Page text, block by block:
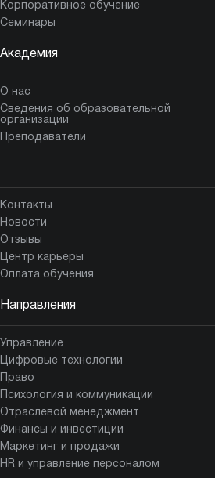
Корпоративное обучение
Семинары
Академия
О нас
Сведения об образовательной
организации
Преподаватели
Контакты
Новости
Отзывы
Центр карьеры
Оплата обучения
Направления
Управление
Цифровые технологии
Право
Психология и коммуникации
Отраслевой менеджмент
Финансы и инвестиции
Маркетинг и продажи
HR и управление персоналом